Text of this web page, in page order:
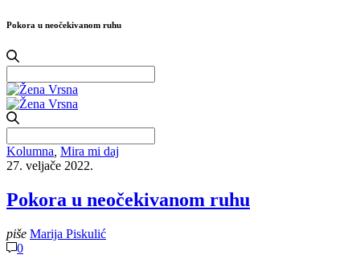
Pokora u neočekivanom ruhu
for:
for:
Kolumna Mira mi daj
27. veljače 2022.
Pokora u neočekivanom ruhu
piše Marija Piskulić
0